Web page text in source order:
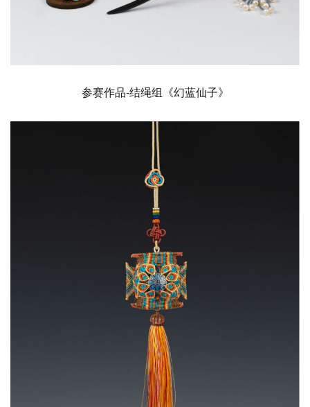
参赛作品-结绳组《幻蓝仙子》